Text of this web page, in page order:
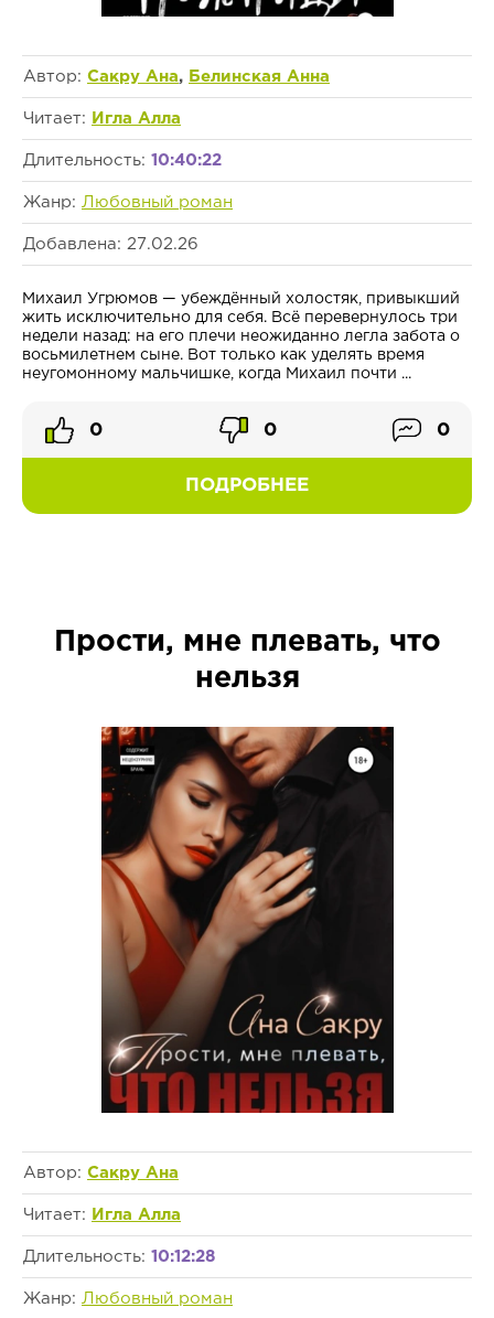
Автор: Сакру Ана, Белинская Анна
Читает: Игла Алла
Длительность: 10:40:22
Жанр: Любовный роман
Добавлена: 27.02.26
Михаил Угрюмов — убеждённый холостяк, привыкший
жить исключительно для себя. Всё перевернулось три
недели назад: на его плечи неожиданно легла забота о
восьмилетнем сыне. Вот только как уделять время
неугомонному мальчишке, когда Михаил почти ...
ПОДРОБНЕЕ
0 0 0
Прости, мне плевать, что
нельзя
Автор: Сакру Ана
Читает: Игла Алла
Длительность: 10:12:28
Жанр: Любовный роман